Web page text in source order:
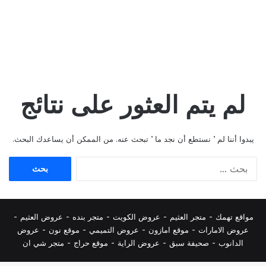
لم يتم العثور على نتائج
يبدوا أننا لم ’ نستطع أن نجد ما ’ تبحث عنه. من الممكن أن يساعدك البحث.
مواقع تهمك - متجر العثيم - عروض الكويت - متجر بنده - عروض العثيم -
عروض الامارات - موقع امازون - عروض التميمي - موقع نون - عروض
الدانوب - صحيفة سبق - عروض الراية - موقع حراج - متجر شي ان